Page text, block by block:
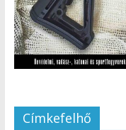
Címkefelhő